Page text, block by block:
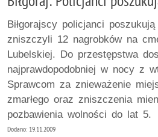
Biłgorajscy policjanci
zniszczyli 12 nagrobków na
Lubelskiej. Do przestępstwa
najprawdopodobniej w nocy z
Sprawcom za znieważenie
zmarłego oraz zniszczenia
pozbawienia wolności do lat 5.
Dodano: 19.11.2009